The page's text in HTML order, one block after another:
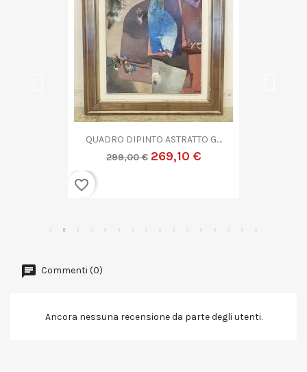
QUADRO DIPINTO ASTRATTO G....
299,00 € 269,10 €
favorite_border
Commenti (0)
Ancora nessuna recensione da parte degli utenti.